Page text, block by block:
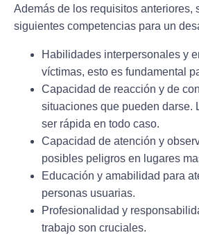
Además de los requisitos anteriores,
siguientes competencias para un
Habilidades interpersonales y
víctimas, esto es fundamental
Capacidad de reacción y de
situaciones que pueden darse.
ser rápida en todo caso.
Capacidad de atención y
posibles peligros en lugares
Educación y amabilidad para
personas usuarias.
Profesionalidad y
trabajo son cruciales.